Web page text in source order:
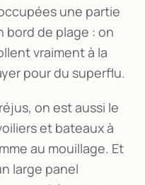
une partie
bord de plage : on
vraiment à la
pour du superflu.
on est aussi le
et bateaux à
au mouillage. Et
large panel